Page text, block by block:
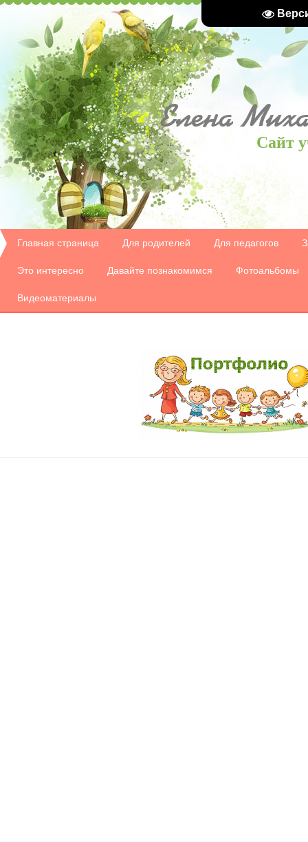
Елена
Сайт
Главная страница Для родителей Для педагогов
Это интересно Давайте познакомимся Фотоальбомы
Видеоматериалы